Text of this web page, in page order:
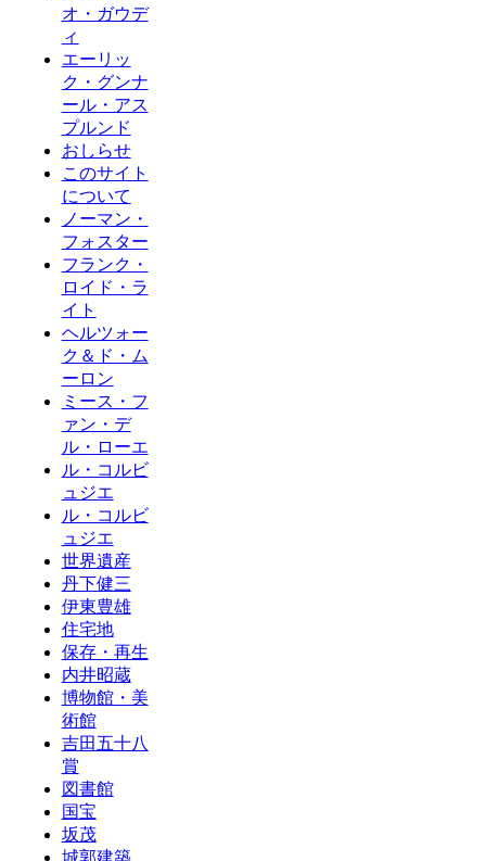
オ・ガウデ
ィ
エーリッ
ク・グンナ
ール・アス
プルンド
おしらせ
このサイト
について
ノーマン・
フォスター
フランク・
ロイド・ラ
イト
ヘルツォー
ク＆ド・ム
ーロン
ミース・フ
ァン・デ
ル・ローエ
ル・コルビ
ュジエ
ル・コルビ
ュジエ
世界遺産
丹下健三
伊東豊雄
住宅地
保存・再生
内井昭蔵
博物館・美
術館
吉田五十八
賞
図書館
国宝
坂茂
城郭建築